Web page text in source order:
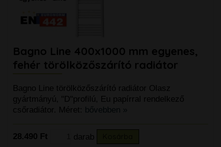
Bagno Line 400x1000 mm egyenes,
fehér törölközőszárító radiátor
Bagno Line törölközőszárító radiátor Olasz
gyártmányú, "D"profilú, Eu papírral rendelkező
csőradiátor. Méret: bővebben »
28.490 Ft darab